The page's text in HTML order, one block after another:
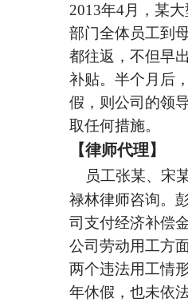
2013年4月，某
部门全体员工到
都往返，不但早
补贴。半个月后
假，则公司的领
取任何措施。
【律师代理】
员工张某、宋
禄林律师咨询。
司支付经济补偿
公司劳动用工方
两个违法用工情
年休假，也未依